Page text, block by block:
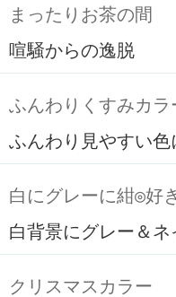
まったりお茶の間
喧騒からの逸脱
ふんわりくすみカラ
ふんわり見やすい色
白にグレーに紺◎好
白背景にグレー＆ネ
クリスマスカラー